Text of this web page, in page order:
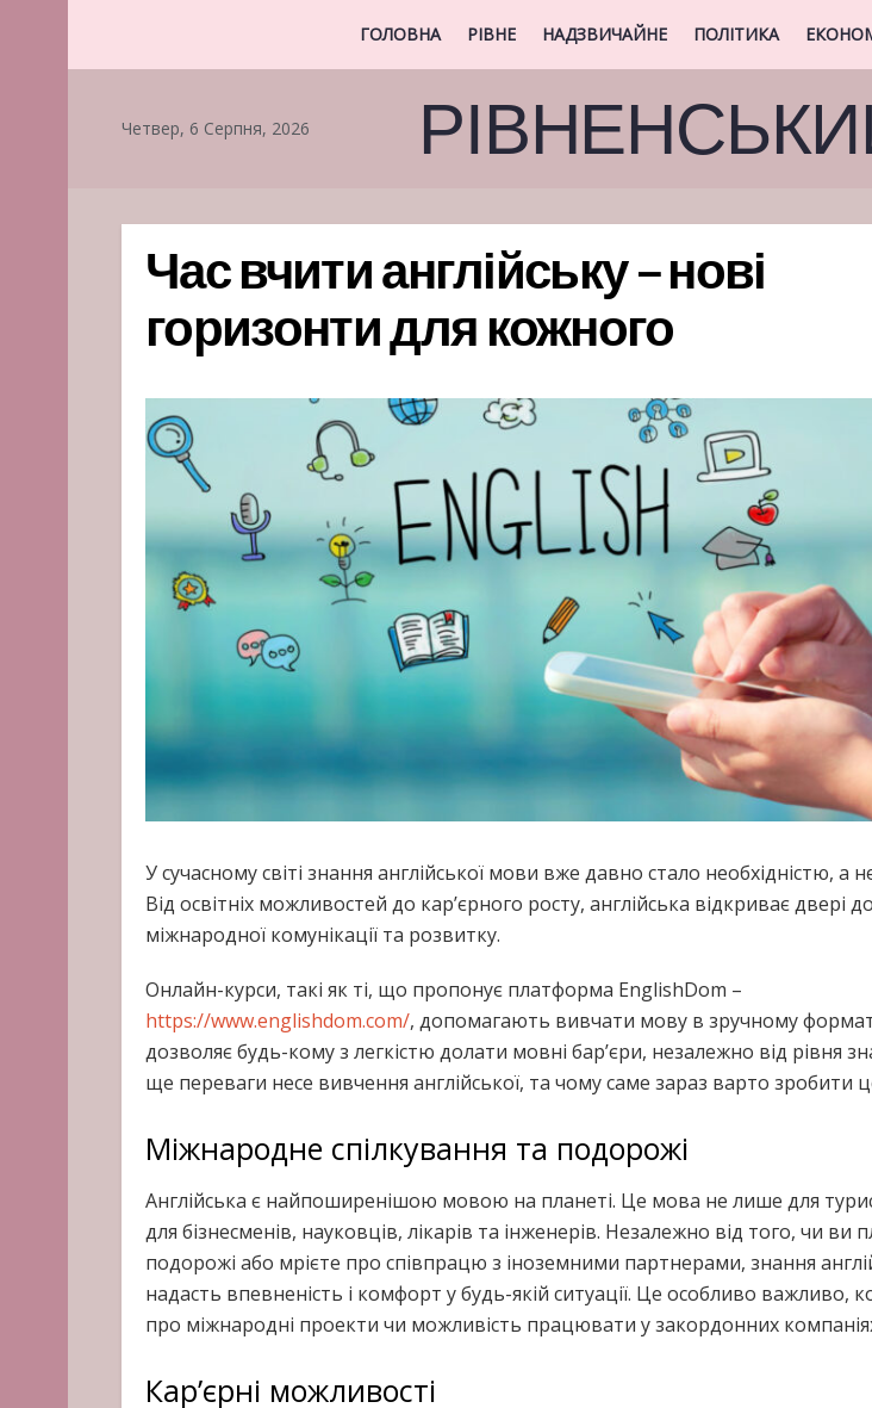
ГОЛОВНА РІВНЕ НАДЗВИЧАЙНЕ ПОЛІТИКА
Четвер, 6 Серпня, 2026
Час вчити англійську – нові
горизонти для кожного
У сучасному світі знання англійської мови вже давно стало необхідністю, а
Від освітніх можливостей до кар’єрного росту, англійська відкриває двері до
міжнародної комунікації та розвитку.
Онлайн-курси, такі як ті, що пропонує платформа EnglishDom –
https://www.englishdom.com/, допомагають вивчати мову в зручному
дозволяє будь-кому з легкістю долати мовні бар’єри, незалежно від рівня
ще переваги несе вивчення англійської, та чому саме зараз варто зробити
Міжнародне спілкування та подорожі
Англійська є найпоширенішою мовою на планеті. Це мова не лише для
для бізнесменів, науковців, лікарів та інженерів. Незалежно від того, чи ви
подорожі або мрієте про співпрацю з іноземними партнерами, знання
надасть впевненість і комфорт у будь-якій ситуації. Це особливо важливо,
про міжнародні проекти чи можливість працювати у закордонних
Кар’єрні можливості